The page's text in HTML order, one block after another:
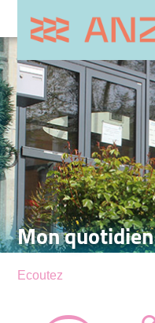
Mon quotidien
Ecoutez